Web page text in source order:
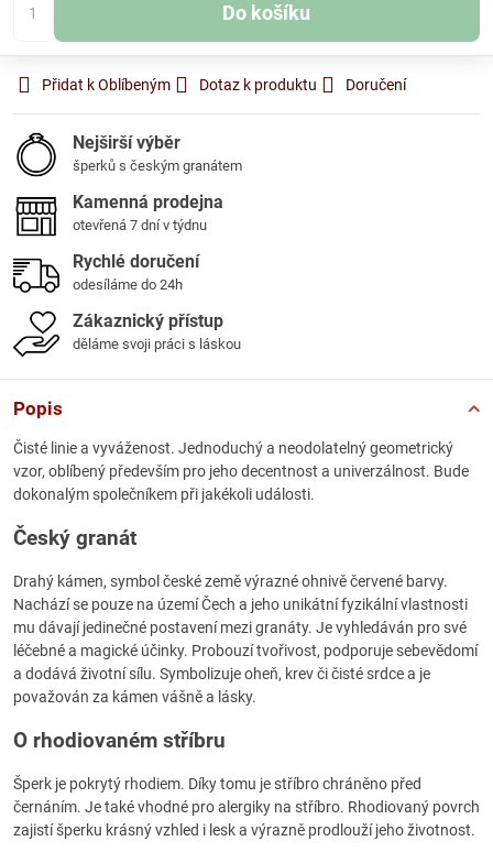
Do košíku
Přidat k Oblíbeným Dotaz k produktu Doručení
Nejširší výběr
šperků s českým granátem
Kamenná prodejna
otevřená 7 dní v týdnu
Rychlé doručení
odesíláme do 24h
Zákaznický přístup
děláme svoji práci s láskou
Popis
Čisté linie a vyváženost. Jednoduchý a neodolatelný geometrický
vzor, oblíbený především pro jeho decentnost a univerzálnost. Bude
dokonalým společníkem při jakékoli události.
Český granát
Drahý kámen, symbol české země výrazné ohnivě červené barvy.
Nachází se pouze na území Čech a jeho unikátní fyzikální vlastnosti
mu dávají jedinečné postavení mezi granáty. Je vyhledáván pro své
léčebné a magické účinky. Probouzí tvořivost, podporuje sebevědomí
a dodává životní sílu. Symbolizuje oheň, krev či čisté srdce a je
považován za kámen vášně a lásky.
O rhodiovaném stříbru
Šperk je pokrytý rhodiem. Díky tomu je stříbro chráněno před
černáním. Je také vhodné pro alergiky na stříbro. Rhodiovaný povrch
zajistí šperku krásný vzhled i lesk a výrazně prodlouží jeho životnost.